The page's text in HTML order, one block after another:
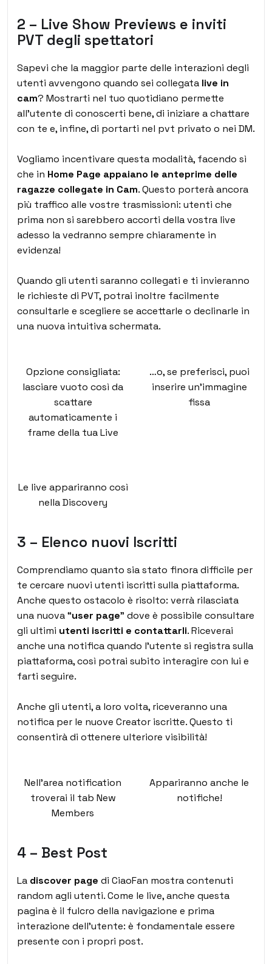
2 – Live Show Previews e inviti
PVT degli spettatori
Sapevi che la maggior parte delle interazioni degli
utenti avvengono quando sei collegata live in
cam? Mostrarti nel tuo quotidiano permette
all’utente di conoscerti bene, di iniziare a chattare
con te e, infine, di portarti nel pvt privato o nei DM.
Vogliamo incentivare questa modalità, facendo sì
che in Home Page appaiano le anteprime delle
ragazze collegate in Cam. Questo porterà ancora
più traffico alle vostre trasmissioni: utenti che
prima non si sarebbero accorti della vostra live
adesso la vedranno sempre chiaramente in
evidenza!
Quando gli utenti saranno collegati e ti invieranno
le richieste di PVT, potrai inoltre facilmente
consultarle e scegliere se accettarle o declinarle in
una nuova intuitiva schermata.
Opzione consigliata:
lasciare vuoto così da
scattare
automaticamente i
frame della tua Live
…o, se preferisci, puoi
inserire un’immagine
fissa
Le live appariranno così
nella Discovery
3 – Elenco nuovi Iscritti
Comprendiamo quanto sia stato finora difficile per
te cercare nuovi utenti iscritti sulla piattaforma.
Anche questo ostacolo è risolto: verrà rilasciata
una nuova “user page” dove è possibile consultare
gli ultimi utenti iscritti e contattarli. Riceverai
anche una notifica quando l’utente si registra sulla
piattaforma, così potrai subito interagire con lui e
farti seguire.
Anche gli utenti, a loro volta, riceveranno una
notifica per le nuove Creator iscritte. Questo ti
consentirà di ottenere ulteriore visibilità!
Nell’area notification
troverai il tab New
Members
Appariranno anche le
notifiche!
4 – Best Post
La discover page di CiaoFan mostra contenuti
random agli utenti. Come le live, anche questa
pagina è il fulcro della navigazione e prima
interazione dell’utente: è fondamentale essere
presente con i propri post.